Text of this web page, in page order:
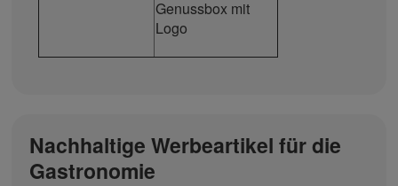
Genussbox mit
Logo
Nachhaltige Werbeartikel für die
Gastronomie